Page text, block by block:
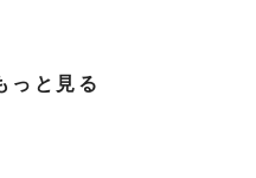
っと見る